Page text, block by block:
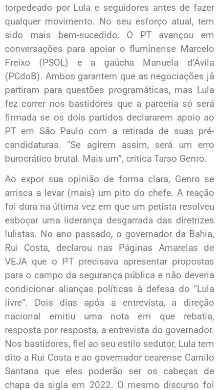
torpedeado por Lula e seguidores antes de fazer
qualquer movimento. No seu esforço atual, tem
sido mais bem-sucedido. O PT avançou em
conversações para apoiar o fluminense Marcelo
Freixo (PSOL) e a gaúcha Manuela d’Ávila
(PCdoB). Ambos garantem que as negociações já
partiram para questões programáticas, mas Lula
fez correr nos bastidores que a parceria só será
firmada se os dois partidos declararem apoio ao
PT em São Paulo com a retirada de suas pré-
candidaturas. “Se agirem assim, será um erro
burocrático brutal. Mais um”, critica Tarso Genro.
Ao expor sua opinião de forma clara, Genro se
arrisca a levar (mais) um pito do chefe. A reação
foi dura na última vez em que um petista resolveu
esboçar uma liderança desgarrada das diretrizes
lulistas. No ano passado, o governador da Bahia,
Rui Costa, declarou nas Páginas Amarelas de
VEJA que o PT precisava apresentar propostas
para o campo da segurança pública e não deveria
condicionar alianças políticas à defesa do “Lula
livre”. Dois dias após a entrevista, a direção
nacional emitiu uma nota em que rebatia,
resposta por resposta, a entrevista do governador.
Nos bastidores, fiel ao seu estilo sedutor, Lula tem
dito a Rui Costa e ao governador cearense Camilo
Santana que eles poderão ser os cabeças de
chapa da sigla em 2022. O mesmo discurso foi